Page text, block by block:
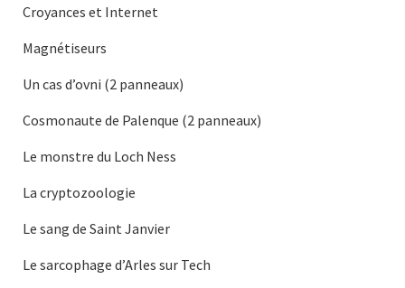
Croyances et Internet
Magnétiseurs
Un cas d’ovni (2 panneaux)
Cosmonaute de Palenque (2 panneaux)
Le monstre du Loch Ness
La cryptozoologie
Le sang de Saint Janvier
Le sarcophage d’Arles sur Tech